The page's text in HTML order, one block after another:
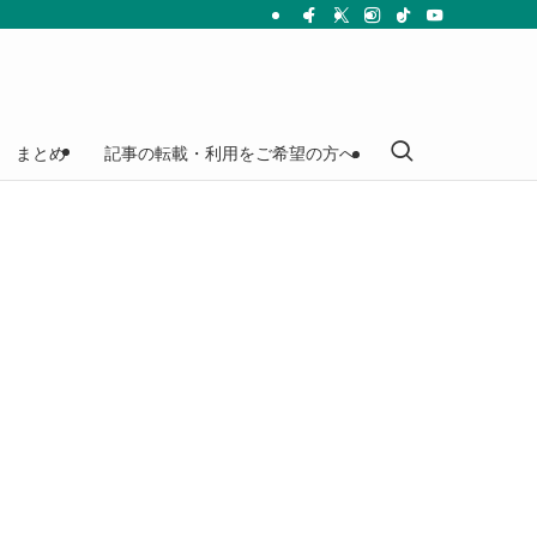
まとめ 記事の転載・利用をご希望の方へ